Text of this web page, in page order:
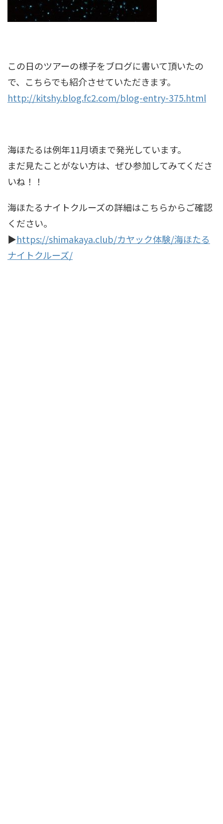
この日のツアーの様子をブログに書いて頂いたの
で、こちらでも紹介させていただきます。
http://kitshy.blog.fc2.com/blog-entry-375.html
海ほたるは例年11月頃まで発光しています。
まだ見たことがない方は、ぜひ参加してみてくださ
いね！！
海ほたるナイトクルーズの詳細はこちらからご確認
ください。
▶https://shimakaya.club/カヤック体験/海ほたる
ナイトクルーズ/